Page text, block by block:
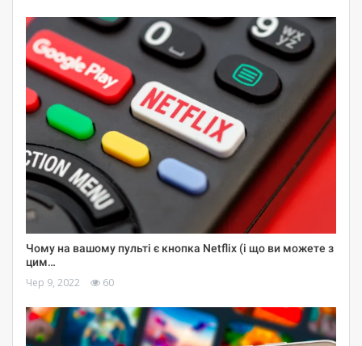
Чому на вашому пульті є кнопка Netflix (і що ви можете з
цим…
Чер 9, 2022 60